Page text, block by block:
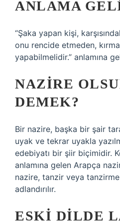
ANLAMA
“Şaka yapan kişi,
onu rencide etmeden,
yapabilmelidir.” anlamına
NAZIRE
DEMEK?
Bir nazire, başka bir şair
uyak ve tekrar uyakla
edebiyatı bir şiir biçimidir.
anlamına gelen Arapça
nazire, tanzir veya tanzirme
adlandırılır.
ESKI DILDE